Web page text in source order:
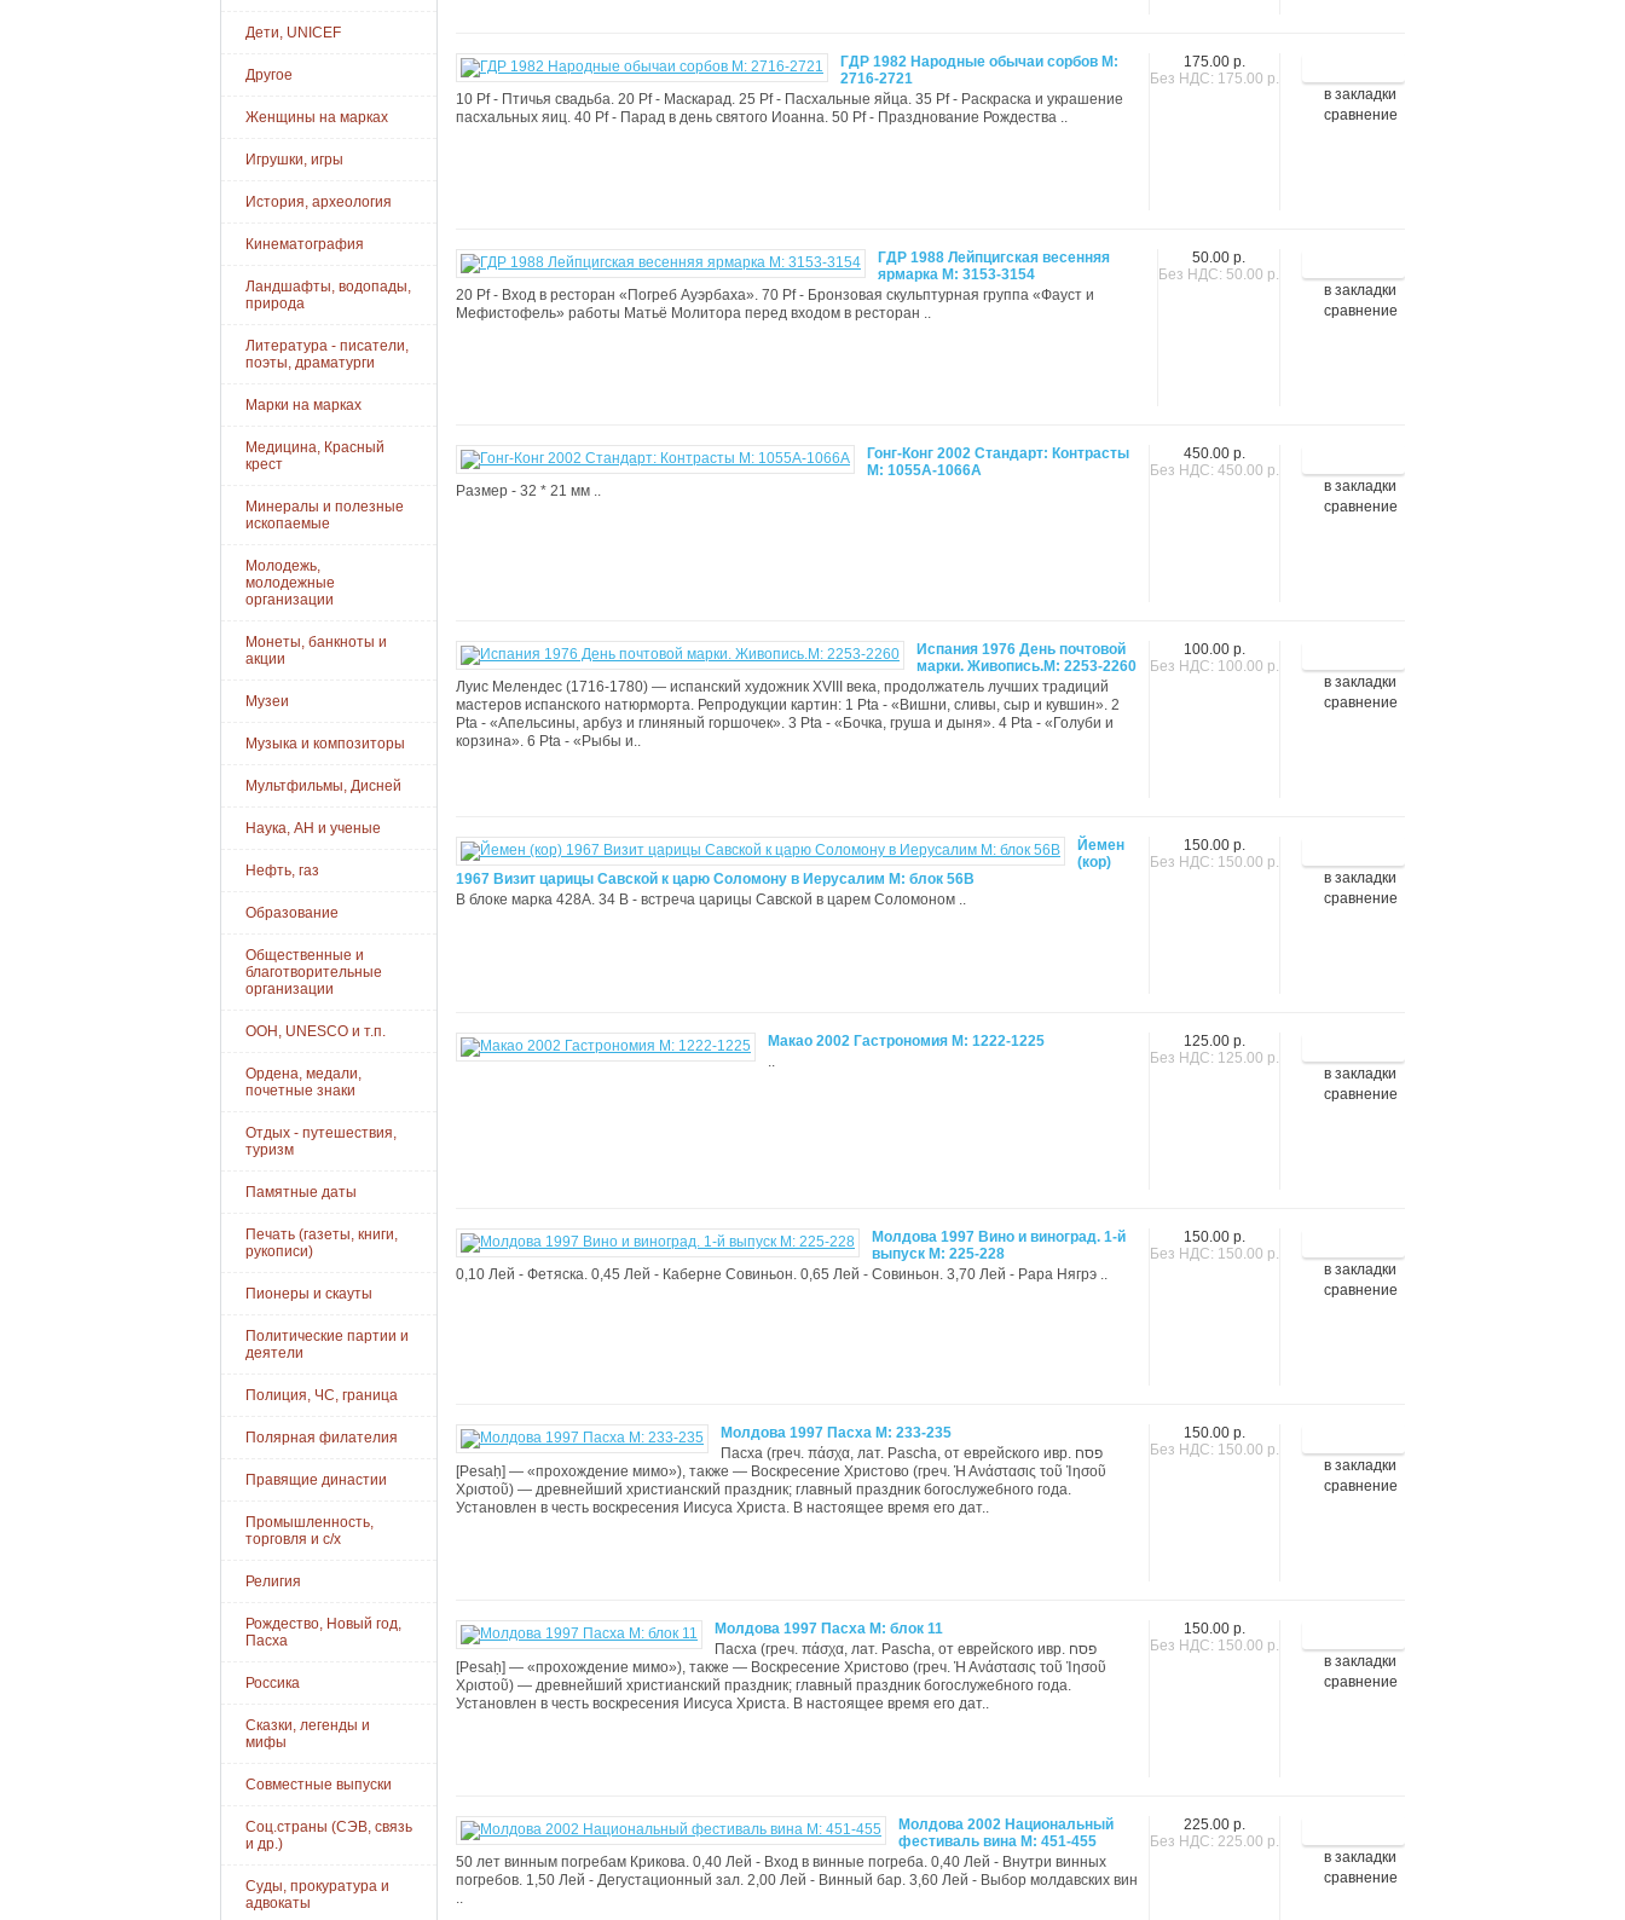
Дети, UNICEF
Другое
Женщины на марках
Игрушки, игры
История, археология
Кинематография
Ландшафты, водопады,
природа
Литература - писатели,
поэты, драматурги
Марки на марках
Медицина, Красный
крест
Минералы и полезные
ископаемые
Молодежь,
молодежные
организации
Монеты, банкноты и
акции
Музеи
Музыка и композиторы
Мультфильмы, Дисней
Наука, АН и ученые
Нефть, газ
Образование
Общественные и
благотворительные
организации
ООН, UNESCO и т.п.
Ордена, медали,
почетные знаки
Отдых - путешествия,
туризм
Памятные даты
Печать (газеты, книги,
рукописи)
Пионеры и скауты
Политические партии и
деятели
Полиция, ЧС, граница
Полярная филателия
Правящие династии
Промышленность,
торговля и с/х
Религия
Рождество, Новый год,
Пасха
Россика
Сказки, легенды и
мифы
Совместные выпуски
Соц.страны (СЭВ, связь
и др.)
Суды, прокуратура и
адвокаты
в закладки
сравнение
175.00 р.
Без НДС: 175.00 р.
ГДР 1982 Народные обычаи сорбов М:
2716-2721
10 Pf - Птичья свадьба. 20 Pf - Маскарад. 25 Pf - Пасхальные яйца. 35 Pf - Раскраска и украшение
пасхальных яиц. 40 Pf - Парад в день святого Иоанна. 50 Pf - Празднование Рождества ..
в закладки
сравнение
50.00 р.
Без НДС: 50.00 р.
ГДР 1988 Лейпцигская весенняя
ярмарка М: 3153-3154
20 Pf - Вход в ресторан «Погреб Ауэрбаха». 70 Pf - Бронзовая скульптурная группа «Фауст и
Мефистофель» работы Матьё Молитора перед входом в ресторан ..
в закладки
сравнение
450.00 р.
Без НДС: 450.00 р.
Гонг-Конг 2002 Стандарт: Контрасты
М: 1055A-1066A
Размер - 32 * 21 мм ..
в закладки
сравнение
100.00 р.
Без НДС: 100.00 р.
Испания 1976 День почтовой
марки. Живопись.М: 2253-2260
Луис Мелендес (1716-1780) — испанский художник XVIII века, продолжатель лучших традиций
мастеров испанского натюрморта. Репродукции картин: 1 Pta - «Вишни, сливы, сыр и кувшин». 2
Pta - «Апельсины, арбуз и глиняный горшочек». 3 Pta - «Бочка, груша и дыня». 4 Pta - «Голуби и
корзина». 6 Pta - «Рыбы и..
в закладки
сравнение
150.00 р.
Без НДС: 150.00 р.
Йемен
(кор)
1967 Визит царицы Савской к царю Соломону в Иерусалим М: блок 56В
В блоке марка 428А. 34 В - встреча царицы Савской в царем Соломоном ..
в закладки
сравнение
125.00 р.
Без НДС: 125.00 р.
Макао 2002 Гастрономия М: 1222-1225
..
в закладки
сравнение
150.00 р.
Без НДС: 150.00 р.
Молдова 1997 Вино и виноград. 1-й
выпуск М: 225-228
0,10 Лей - Фетяска. 0,45 Лей - Каберне Совиньон. 0,65 Лей - Совиньон. 3,70 Лей - Рара Нягрэ ..
в закладки
сравнение
150.00 р.
Без НДС: 150.00 р.
Молдова 1997 Пасха М: 233-235
Пасха (греч. πάσχα, лат. Pascha, от еврейского ивр. פסח‎
[Pesaḥ] — «прохождение мимо»), также — Воскресение Христово (греч. Ἡ Ανάστασις τοῦ Ἰησοῦ
Χριστοῦ) — древнейший христианский праздник; главный праздник богослужебного года.
Установлен в честь воскресения Иисуса Христа. В настоящее время его дат..
в закладки
сравнение
150.00 р.
Без НДС: 150.00 р.
Молдова 1997 Пасха М: блок 11
Пасха (греч. πάσχα, лат. Pascha, от еврейского ивр. פסח‎
[Pesaḥ] — «прохождение мимо»), также — Воскресение Христово (греч. Ἡ Ανάστασις τοῦ Ἰησοῦ
Χριστοῦ) — древнейший христианский праздник; главный праздник богослужебного года.
Установлен в честь воскресения Иисуса Христа. В настоящее время его дат..
в закладки
сравнение
225.00 р.
Без НДС: 225.00 р.
Молдова 2002 Национальный
фестиваль вина М: 451-455
50 лет винным погребам Крикова. 0,40 Лей - Вход в винные погреба. 0,40 Лей - Внутри винных
погребов. 1,50 Лей - Дегустационный зал. 2,00 Лей - Винный бар. 3,60 Лей - Выбор молдавских вин
..